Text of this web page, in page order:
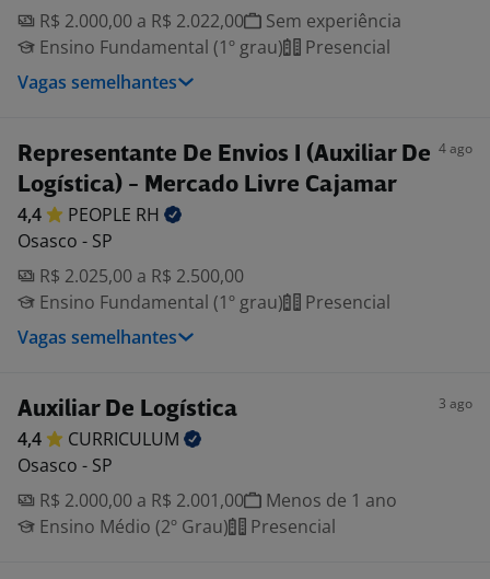
R$ 2.000,00 a R$ 2.022,00
Sem experiência
Ensino Fundamental (1º grau)
Presencial
Vagas semelhantes
Representante De Envios I (Auxiliar De
Logística) - Mercado Livre Cajamar
4 ago
4,4 PEOPLE RH
Osasco - SP
R$ 2.025,00 a R$ 2.500,00
Ensino Fundamental (1º grau)
Presencial
Vagas semelhantes
Auxiliar De Logística 3 ago
4,4
CURRICULUM
Osasco - SP
R$ 2.000,00 a R$ 2.001,00
Menos de 1 ano
Ensino Médio (2º Grau)
Presencial